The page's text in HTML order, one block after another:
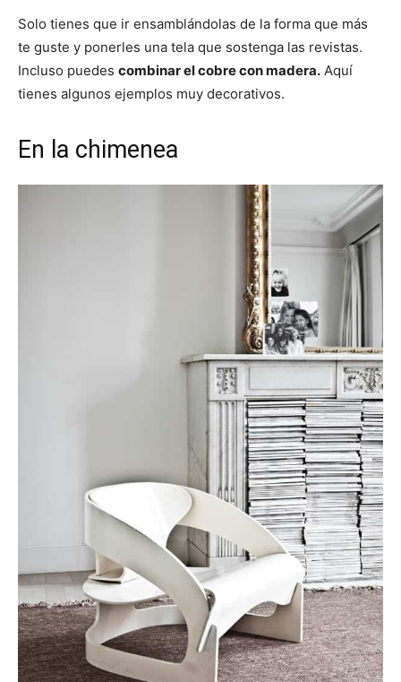
Solo tienes que ir ensamblándolas de la forma que más
te guste y ponerles una tela que sostenga las revistas.
Incluso puedes combinar el cobre con madera. Aquí
tienes algunos ejemplos muy decorativos.
En la chimenea